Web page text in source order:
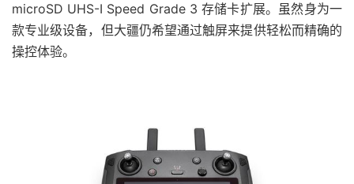
microSD UHS-I Speed Grade 3 存储卡扩展。虽然身为一
款专业级设备，但大疆仍希望通过触屏来提供轻松而精确的
操控体验。